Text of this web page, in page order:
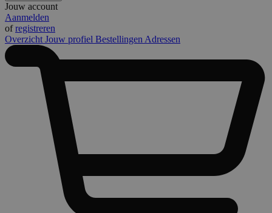
Jouw account
Aanmelden
ofregistreren
Overzicht Jouw profiel Bestellingen Adressen